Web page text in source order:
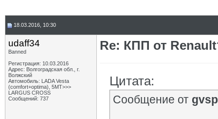
18.03.2016, 10:30
udaff34
Banned
Регистрация: 10.03.2016
Адрес: Волгоградская обл., г.
Волжский
Автомобиль: LADA Vesta
(comfort+optima), 5МТ>>>
LARGUS CROSS
Сообщений: 737
Re: КПП от
Цитата:
Сообщение от gvsp